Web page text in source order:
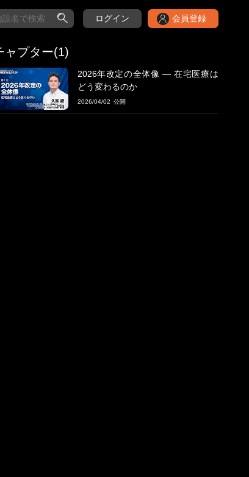
ログイン 会員登録
ャプター(1)
2026年改定の全体像 ― 在宅医療は
どう変わるのか
2026/04/02